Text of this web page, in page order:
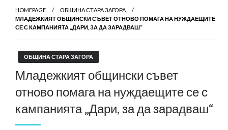
HOMEPAGE
ОБЩИНА СТАРА ЗАГОРА
МЛАДЕЖКИЯТ ОБЩИНСКИ СЪВЕТ ОТНОВО ПОМАГА НА НУЖДАЕЩИТЕ
СЕ С КАМПАНИЯТА „ДАРИ, ЗА ДА ЗАРАДВАШ“
ОБЩИНА СТАРА ЗАГОРА
Младежкият общински съвет
отново помага на нуждаещите се с
кампанията „Дари, за да зарадваш“